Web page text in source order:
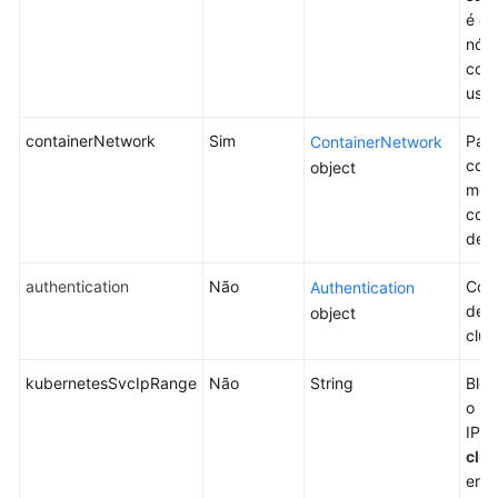
é
nós
containerNetwork Sim
ContainerNetwork
object
de
authentication Não
Authentication
object
de
kubernetesSvcIpRange Não String
o
IP